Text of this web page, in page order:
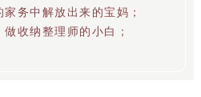
务中解放出来的宝妈；
收纳整理师的小白；